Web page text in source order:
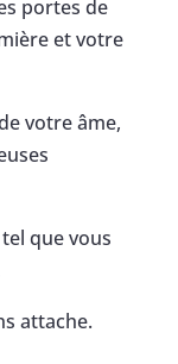
portes de
et votre
votre âme,
que vous
attache.